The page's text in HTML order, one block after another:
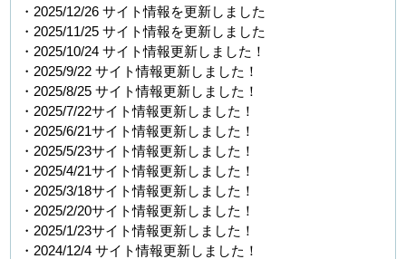
・2025/12/26 サイト情報を更新しました
・2025/11/25 サイト情報を更新しました
・2025/10/24 サイト情報更新しました！
・2025/9/22 サイト情報更新しました！
・2025/8/25 サイト情報更新しました！
・2025/7/22サイト情報更新しました！
・2025/6/21サイト情報更新しました！
・2025/5/23サイト情報更新しました！
・2025/4/21サイト情報更新しました！
・2025/3/18サイト情報更新しました！
・2025/2/20サイト情報更新しました！
・2025/1/23サイト情報更新しました！
・2024/12/4 サイト情報更新しました！